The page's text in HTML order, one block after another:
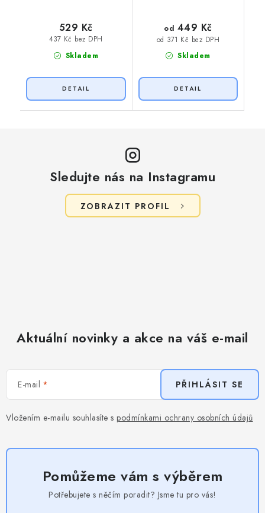
Skladem
437 Kč bez DPH
529 Kč
Skladem
od 371 Kč bez DPH
od 449 Kč
Sledujte nás na Instagramu
ZOBRAZIT PROFIL
Aktuální novinky a akce na váš e-mail
E-mail
Vložením e-mailu souhlasíte s podmínkami ochrany osobních údajů
PŘIHLÁSIT SE
Pomůžeme vám s výběrem
Potřebujete s něčím poradit? Jsme tu pro vás!